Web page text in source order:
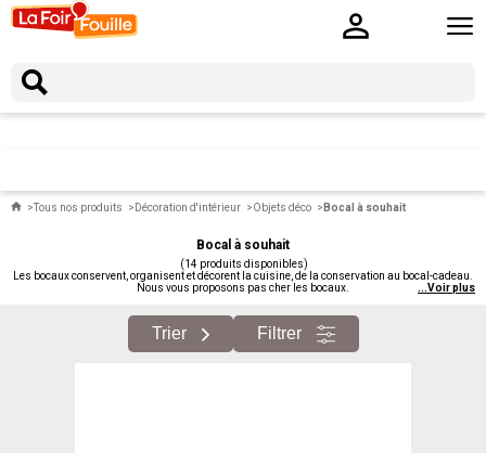
Tous nos produits Décoration d'intérieur Objets déco Bocal à souhait
Bocal à souhait
(14 produits disponibles)
Les bocaux conservent, organisent et décorent la cuisine, de la conservation au bocal-cadeau.
Nous vous proposons pas cher les bocaux.
...Voir plus
Trier Filtrer